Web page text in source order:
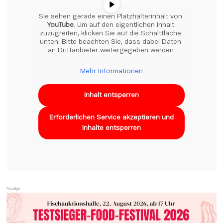
YouTube. Um auf den eigentlichen Inhalt
zuzugreifen, klicken Sie auf die Schaltfläche
unten. Bitte beachten Sie, dass dabei Daten
an Drittanbieter weitergegeben werden.
Mehr Informationen
Inhalt entsperren
Erforderlichen Service akzeptieren und
Inhalte entsperren